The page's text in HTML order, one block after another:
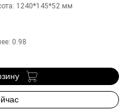
: 1240*145*52 мм
: 0.98